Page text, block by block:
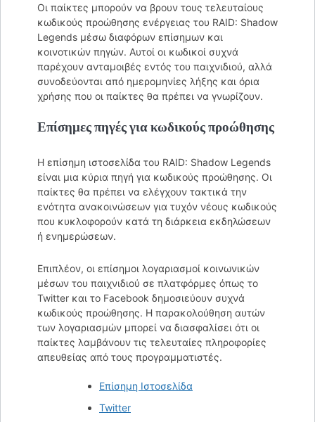
Οι παίκτες μπορούν να βρουν τους τελευταίους
κωδικούς προώθησης ενέργειας του RAID: Shadow
Legends μέσω διαφόρων επίσημων και
κοινοτικών πηγών. Αυτοί οι κωδικοί συχνά
παρέχουν ανταμοιβές εντός του παιχνιδιού, αλλά
συνοδεύονται από ημερομηνίες λήξης και όρια
χρήσης που οι παίκτες θα πρέπει να γνωρίζουν.
Επίσημες πηγές για κωδικούς προώθησης
Η επίσημη ιστοσελίδα του RAID: Shadow Legends
είναι μια κύρια πηγή για κωδικούς προώθησης. Οι
παίκτες θα πρέπει να ελέγχουν τακτικά την
ενότητα ανακοινώσεων για τυχόν νέους κωδικούς
που κυκλοφορούν κατά τη διάρκεια εκδηλώσεων
ή ενημερώσεων.
Επιπλέον, οι επίσημοι λογαριασμοί κοινωνικών
μέσων του παιχνιδιού σε πλατφόρμες όπως το
Twitter και το Facebook δημοσιεύουν συχνά
κωδικούς προώθησης. Η παρακολούθηση αυτών
των λογαριασμών μπορεί να διασφαλίσει ότι οι
παίκτες λαμβάνουν τις τελευταίες πληροφορίες
απευθείας από τους προγραμματιστές.
Επίσημη Ιστοσελίδα
Twitter